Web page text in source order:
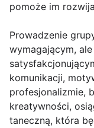
pomoże im
Prowadzenie
wymagającym,
komunikacji,
profesjonalizmie,
kreatywności,
taneczną, która